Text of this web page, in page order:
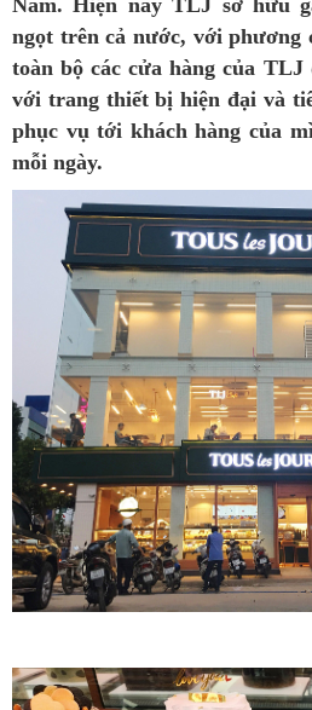
ngọt trên cả nước, với phương
toàn bộ các cửa hàng của TLJ
với trang thiết bị hiện đại và
phục vụ tới khách hàng của
mỗi ngày.